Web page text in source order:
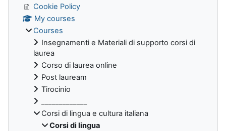
Cookie Policy
My courses
Courses
Insegnamenti e Materiali di supporto corsi di
laurea
Corso di laurea online
Post lauream
Tirocinio
Corsi di lingua e cultura italiana
Corsi di lingua